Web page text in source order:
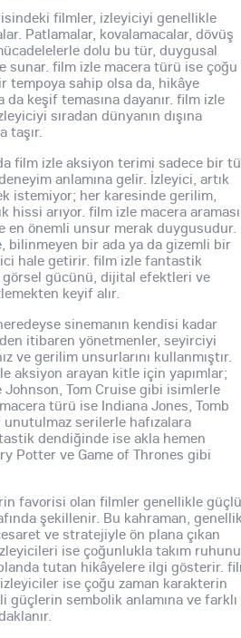
filmler, izleyiciyi genellikle
Patlamalar, kovalamacalar, dövüş
dolu bu tür, duygusal
sunar. film izle macera türü ise çoğu
tempoya sahip olsa da, hikâye
keşif temasına dayanır. film izle
sıradan dünyanın dışına
taşır.
film izle aksiyon terimi sadece bir
anlamına gelir. İzleyici, artık
istemiyor; her karesinde gerilim,
hissi arıyor. film izle macera araması
en önemli unsur merak duygusudur.
bilinmeyen bir ada ya da gizemli bir
hale getirir. film izle fantastik
görsel gücünü, dijital efektleri ve
keyif alır.
sinemanın kendisi kadar
itibaren yönetmenler, seyirciyi
ve gerilim unsurlarını kullanmıştır.
aksiyon arayan kitle için yapımlar;
Tom Cruise gibi isimlerle
türü ise Indiana Jones, Tomb
serilerle hafızalara
dendiğinde ise akla hemen
Potter ve Game of Thrones gibi
favorisi olan filmler genellikle güçlü
şekillenir. Bu kahraman,
ve stratejiyle ön plana çıkan
ise çoğunlukla takım ruhunu
tutan hikâyelere ilgi gösterir.
ise çoğu zaman karakterin
sembolik anlamına ve farklı